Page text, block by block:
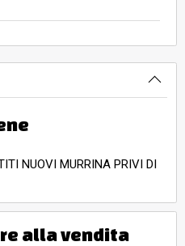
NUOVI MURRINA PRIVI DI
alla vendita